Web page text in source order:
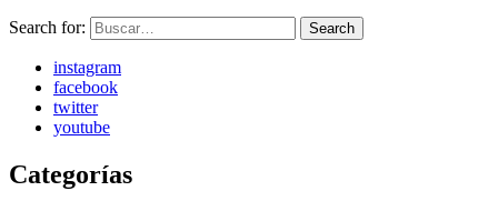
Search for: Search
instagram
facebook
twitter
youtube
Categorías